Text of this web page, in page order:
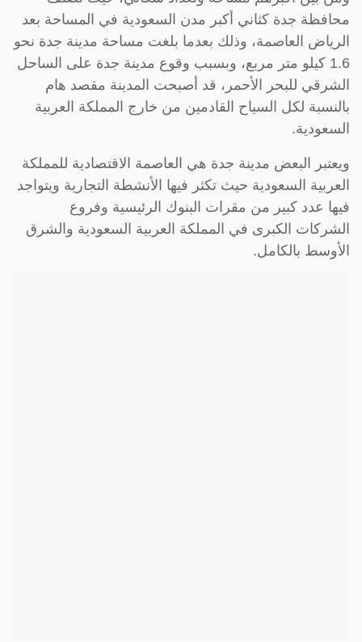
محافظة جدة كثاني أكبر مدن السعودية في المساحة بعد
الرياض العاصمة، وذلك بعدما بلغت مساحة مدينة جدة نحو
1.6 كيلو متر مربع، وبسبب وقوع مدينة جدة على الساحل
الشرقي للبحر الأحمر، قد أصبحت المدينة مقصد هام
بالنسبة لكل السياح القادمين من خارج المملكة العربية
السعودية.
ويعتبر البعض مدينة جدة هي العاصمة الاقتصادية للمملكة
العربية السعودية حيث تكثر فيها الأنشطة التجارية ويتواجد
فيها عدد كبير من مقرات البنوك الرئيسية وفروع
الشركات الكبرى في المملكة العربية السعودية والشرق
الأوسط بالكامل.